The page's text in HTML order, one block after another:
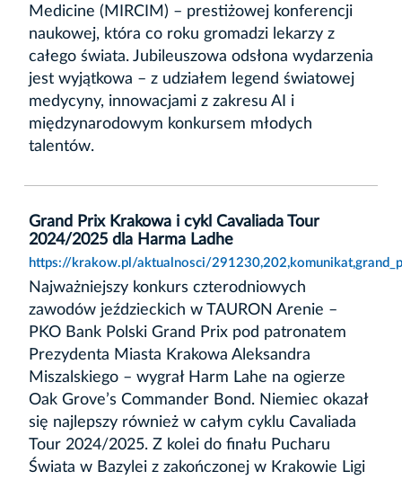
Medicine (MIRCIM) – prestiżowej konferencji
naukowej, która co roku gromadzi lekarzy z
całego świata. Jubileuszowa odsłona wydarzenia
jest wyjątkowa – z udziałem legend światowej
medycyny, innowacjami z zakresu AI i
międzynarodowym konkursem młodych
talentów.
Grand Prix Krakowa i cykl Cavaliada Tour
2024/2025 dla Harma Ladhe
https://krakow.pl/aktualnosci/
Najważniejszy konkurs czterodniowych
zawodów jeździeckich w TAURON Arenie –
PKO Bank Polski Grand Prix pod patronatem
Prezydenta Miasta Krakowa Aleksandra
Miszalskiego – wygrał Harm Lahe na ogierze
Oak Grove’s Commander Bond. Niemiec okazał
się najlepszy również w całym cyklu Cavaliada
Tour 2024/2025. Z kolei do finału Pucharu
Świata w Bazylei z zakończonej w Krakowie Ligi